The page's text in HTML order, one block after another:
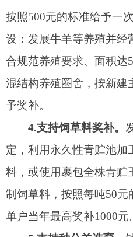
2000元的标准给予奖补。